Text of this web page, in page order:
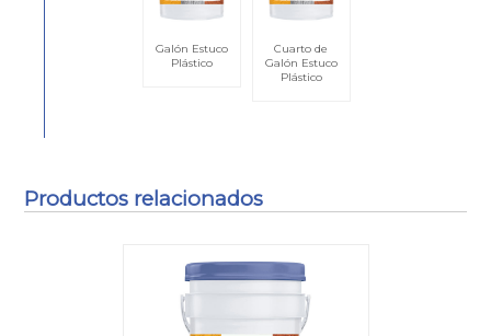
Galón Estuco
Plástico
Cuarto de
Galón Estuco
Plástico
Productos relacionados